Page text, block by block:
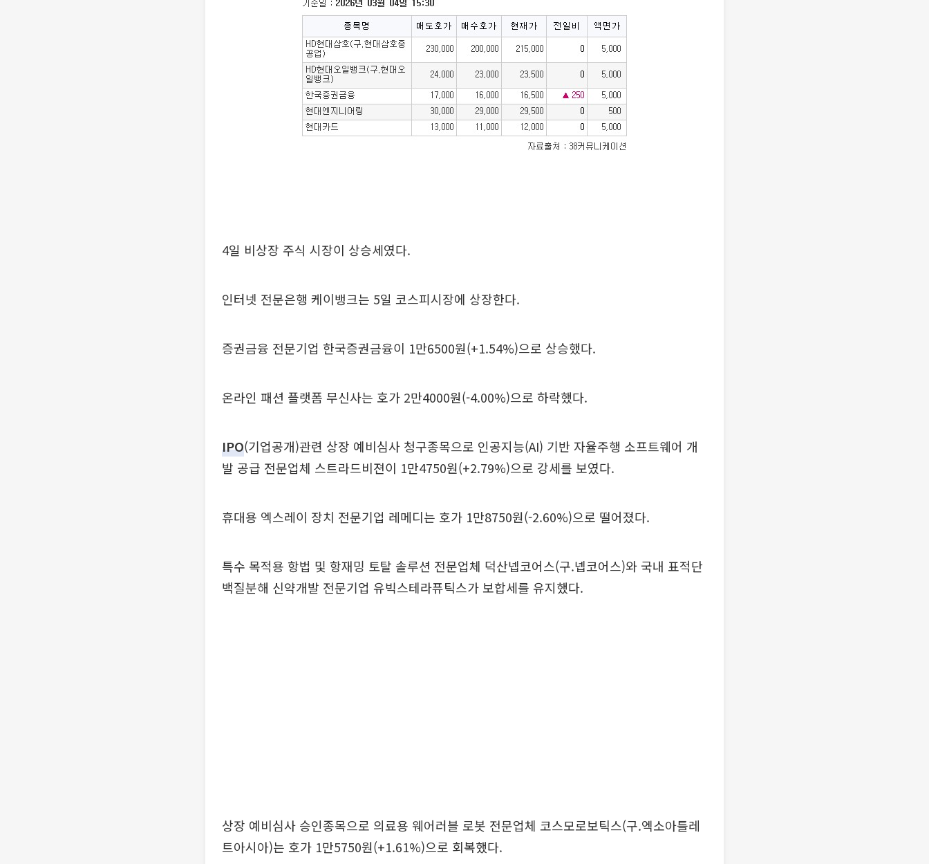
4일 비상장 주식 시장이 상승세였다.
인터넷 전문은행 케이뱅크는 5일 코스피시장에 상장한다.
증권금융 전문기업 한국증권금융이 1만6500원(+1.54%)으로 상승했다.
온라인 패션 플랫폼 무신사는 호가 2만4000원(-4.00%)으로 하락했다.
IPO(기업공개)관련 상장 예비심사 청구종목으로 인공지능(AI) 기반 자율주행 소프트웨어 개
발 공급 전문업체 스트라드비젼이 1만4750원(+2.79%)으로 강세를 보였다.
휴대용 엑스레이 장치 전문기업 레메디는 호가 1만8750원(-2.60%)으로 떨어졌다.
특수 목적용 항법 및 항재밍 토탈 솔루션 전문업체 덕산넵코어스(구.넵코어스)와 국내 표적단
백질분해 신약개발 전문기업 유빅스테라퓨틱스가 보합세를 유지했다.
상장 예비심사 승인종목으로 의료용 웨어러블 로봇 전문업체 코스모로보틱스(구.엑소아틀레
트아시아)는 호가 1만5750원(+1.61%)으로 회복했다.